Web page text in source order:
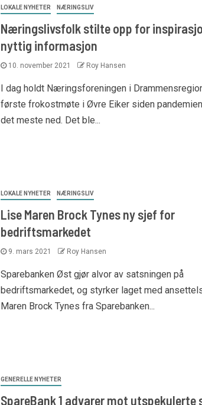
LOKALE NYHETER NÆRINGSLIV
Næringslivsfolk stilte opp for
nyttig informasjon
10. november 2021 Roy Hansen
I dag holdt Næringsforeningen i
første frokostmøte i Øvre Eiker siden
det meste ned. Det ble...
LOKALE NYHETER NÆRINGSLIV
Lise Maren Brock Tynes ny sjef for
bedriftsmarkedet
9. mars 2021 Roy Hansen
Sparebanken Øst gjør alvor av satsningen på
bedriftsmarkedet, og styrker laget med
Maren Brock Tynes fra Sparebanken...
GENERELLE NYHETER
SpareBank 1 advarer mot utspekulerte